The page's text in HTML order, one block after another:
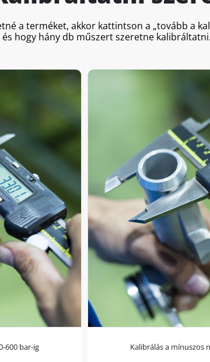
a terméket, akkor kattintson a „tovább a
hogy hány db műszert szeretne
600 bar-ig Kalibrálás a mínuszos